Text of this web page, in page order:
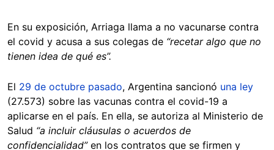
En su exposición, Arriaga llama a no vacunarse contra
el covid y acusa a sus colegas de “recetar algo que no
tienen idea de qué es”.
El 29 de octubre pasado, Argentina sancionó una ley
(27.573) sobre las vacunas contra el covid-19 a
aplicarse en el país. En ella, se autoriza al Ministerio de
Salud “a incluir cláusulas o acuerdos de
confidencialidad”en los contratos que se firmen y